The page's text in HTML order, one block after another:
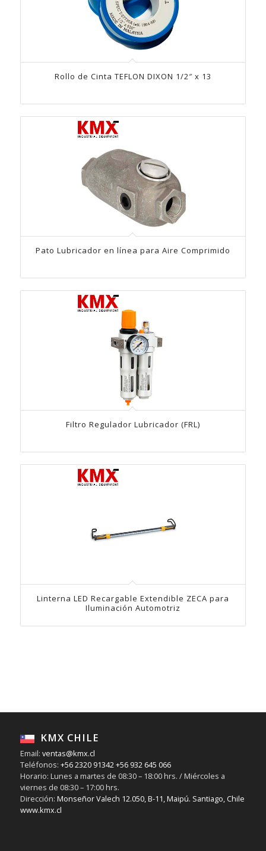
Rollo de Cinta TEFLON DIXON 1/2″ x 13
Pato Lubricador en línea para Aire Comprimido
Filtro Regulador Lubricador (FRL)
Linterna LED Recargable Extendible ZECA para
Iluminación Automotriz
KMX CHILE
Email: ventas@kmx.cl
Teléfonos: +56 2320 91342 +56 932 645 066
Horario: Lunes a martes de 08:30 – 18:00 hrs. / Miércoles a
viernes de 08:30 – 17:00 hrs.
Dirección: Monseñor Valech 12.050, B-11, Maipú. Santiago, Chile
www.kmx.cl